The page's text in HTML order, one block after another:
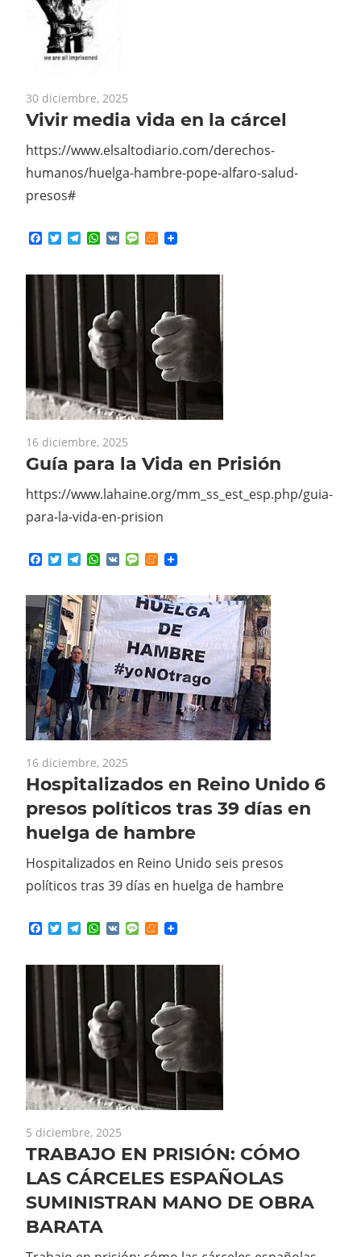
30 diciembre, 2025
Vivir media vida en la cárcel
https://www.elsaltodiario.com/derechos-
humanos/huelga-hambre-pope-alfaro-salud-
presos#
Facebook
TwitterTelegram
WhatsApp
VK MessageMeneame
16 diciembre, 2025
Guía para la Vida en Prisión
https://www.lahaine.org/mm_ss_est_esp.php/guia-
para-la-vida-en-prision
Facebook
TwitterTelegram
WhatsApp
VK MessageMeneame
16 diciembre, 2025
Hospitalizados en Reino Unido 6
presos políticos tras 39 días en
huelga de hambre
Hospitalizados en Reino Unido seis presos
políticos tras 39 días en huelga de hambre
Facebook
TwitterTelegram
WhatsApp
VK MessageMeneame
5 diciembre, 2025
TRABAJO EN PRISIÓN: CÓMO
LAS CÁRCELES ESPAÑOLAS
SUMINISTRAN MANO DE OBRA
BARATA